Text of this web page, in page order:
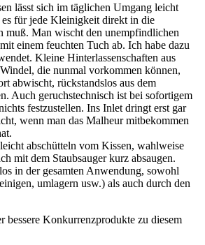
lässt sich im täglichen Umgang leicht
es für jede Kleinigkeit direkt in die
muß. Man wischt den unempfindlichen
einem feuchten Tuch ab. Ich habe dazu
Kleine Hinterlassenschaften aus
die nunmal vorkommen können,
abwischt, rückstandslos aus dem
Auch geruchstechnisch ist bei sofortigem
festzustellen. Ins Inlet dringt erst gar
wenn man das Malheur mitbekommen
abschütteln vom Kissen, wahlweise
mit dem Staubsauger kurz absaugen.
in der gesamten Anwendung, sowohl
umlagern usw.) als auch durch den
bessere Konkurrenzprodukte zu diesem